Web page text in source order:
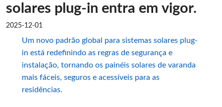
solares plug-in entra em vigor.
2025-12-01
Um novo padrão global para sistemas solares plug-
in está redefinindo as regras de segurança e
instalação, tornando os painéis solares de varanda
mais fáceis, seguros e acessíveis para as
residências.